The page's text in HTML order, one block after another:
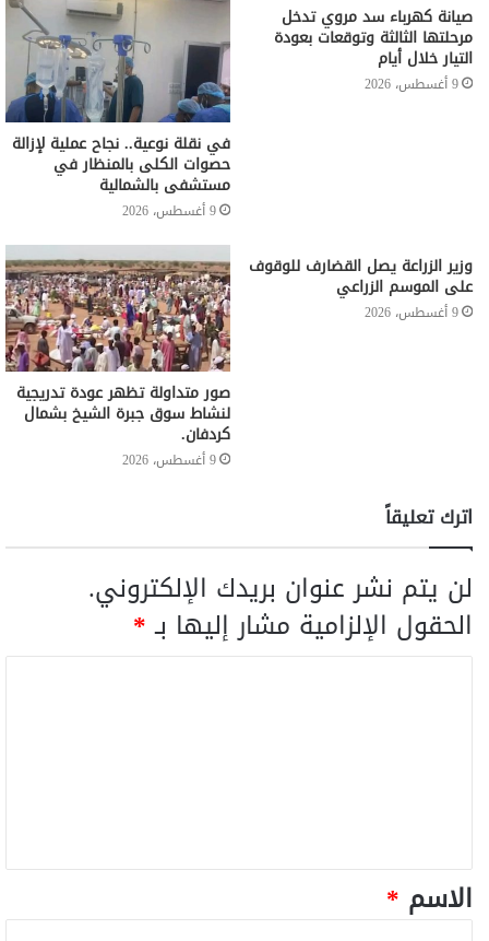
صيانة كهرباء سد مروي تدخل
مرحلتها الثالثة وتوقعات بعودة
التيار خلال أيام
9 أغسطس، 2026
في نقلة نوعية.. نجاح عملية لإزالة
حصوات الكلى بالمنظار في
مستشفى بالشمالية
9 أغسطس، 2026
وزير الزراعة يصل القضارف للوقوف
على الموسم الزراعي
9 أغسطس، 2026
صور متداولة تظهر عودة تدريجية
لنشاط سوق جبرة الشيخ بشمال
كردفان.
9 أغسطس، 2026
اترك تعليقاً
لن يتم نشر عنوان بريدك الإلكتروني.
الحقول الإلزامية مشار إليها بـ*
الاسم *